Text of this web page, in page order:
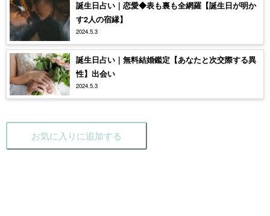
誕生日占い｜恋愛◆表も裏も全網羅【誕生日が明か
す2人の宿縁】
2024.5.3
誕生日占い｜無料結婚鑑定【あなたと次交際する異
性】出会い
2024.5.3
お気に入りに追加する